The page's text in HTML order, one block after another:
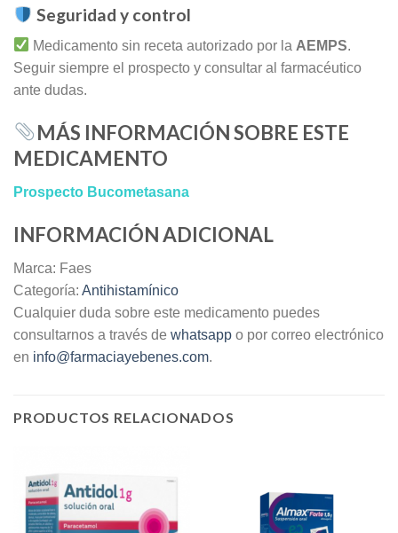
Seguridad y control
Medicamento sin receta autorizado por la AEMPS.
Seguir siempre el prospecto y consultar al farmacéutico
ante dudas.
MÁS INFORMACIÓN SOBRE ESTE
MEDICAMENTO
Prospecto Bucometasana
INFORMACIÓN ADICIONAL
Marca: Faes
Categoría: Antihistamínico
Cualquier duda sobre este medicamento puedes
consultarnos a través de whatsapp o por correo electrónico
en info@farmaciayebenes.com.
PRODUCTOS RELACIONADOS